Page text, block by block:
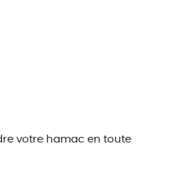
votre hamac en toute